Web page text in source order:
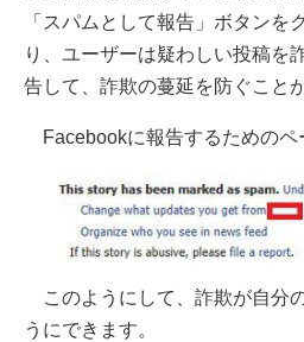
「スパムとして報告」ボタンを
り、ユーザーは疑わしい投稿を
告して、詐欺の蔓延を防ぐこと
Facebookに報告するためのペ
このようにして、詐欺が自分
うにできます。